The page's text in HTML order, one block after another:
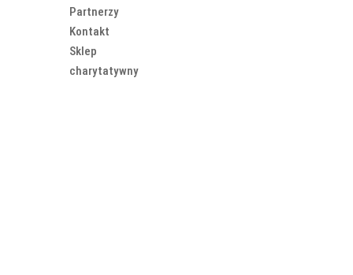
Partnerzy
Kontakt
Sklep
charytatywny